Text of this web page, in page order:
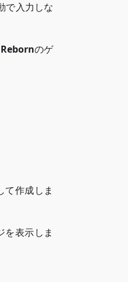
で入力しな
のゲ
作成しま
表示しま